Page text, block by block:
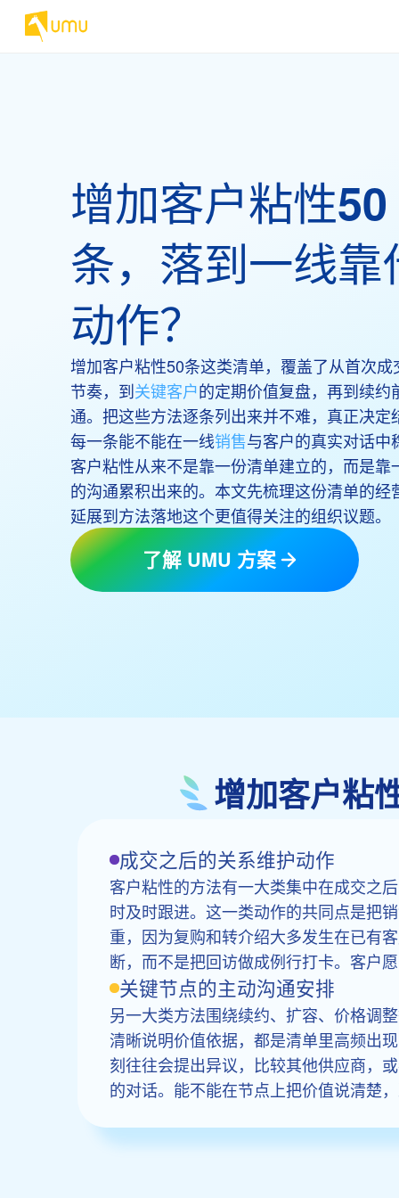
增加客户粘性50
条，落到一线靠
动作？
增加客户粘性50条这类清单，覆盖了从首次成
节奏，到关键客户的定期价值复盘，再到续约
通。把这些方法逐条列出来并不难，真正决定
每一条能不能在一线销售与客户的真实对话中
客户粘性从来不是靠一份清单建立的，而是靠
的沟通累积出来的。本文先梳理这份清单的经
延展到方法落地这个更值得关注的组织议题。
了解 UMU 方案
增加客户粘
成交之后的关系维护动作
客户粘性的方法有一大类集中在成交之
时及时跟进。这一类动作的共同点是把
重，因为复购和转介绍大多发生在已有
断，而不是把回访做成例行打卡。客户
关键节点的主动沟通安排
另一大类方法围绕续约、扩容、价格调
清晰说明价值依据，都是清单里高频出
刻往往会提出异议，比较其他供应商，
的对话。能不能在节点上把价值说清楚